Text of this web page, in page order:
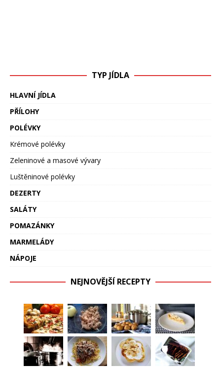
TYP JÍDLA
HLAVNÍ JÍDLA
PŘÍLOHY
POLÉVKY
Krémové polévky
Zeleninové a masové vývary
Luštěninové polévky
DEZERTY
SALÁTY
POMAZÁNKY
MARMELÁDY
NÁPOJE
NEJNOVĚJŠÍ RECEPTY